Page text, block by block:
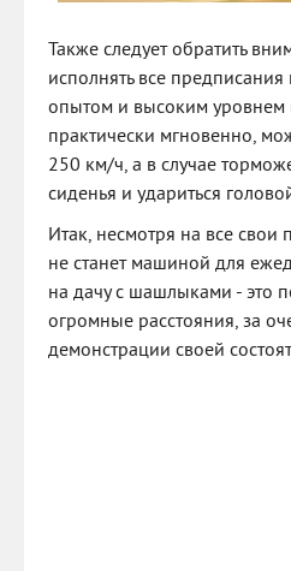
Также следует обратить
исполнять все
опытом и высоким уровнем
практически мгновенно,
250 км/ч, а в случае
сиденья и удариться
Итак, несмотря на все свои
не станет машиной для
на дачу с шашлыками - это
огромные расстояния, за
демонстрации своей